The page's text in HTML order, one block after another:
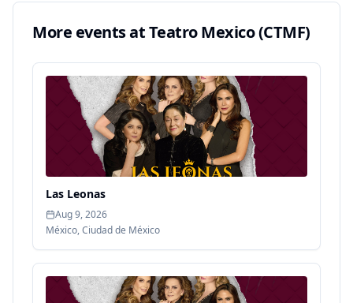
More events atTeatro Mexico (CTMF)
Las Leonas
Aug 9, 2026
México,Ciudad de México